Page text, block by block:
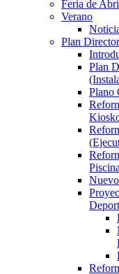
Feria de
Verano
Plan
Plan
Plano